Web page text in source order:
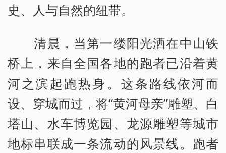
史、人与自然的纽带。
清晨，当第一缕阳光洒在中山铁
桥上，来自全国各地的跑者已沿着黄
河之滨起跑热身。这条路线依河而
设、穿城而过，将“黄河母亲”雕塑、白
塔山、水车博览园、龙源雕塑等城市
地标串联成一条流动的风景线。跑者